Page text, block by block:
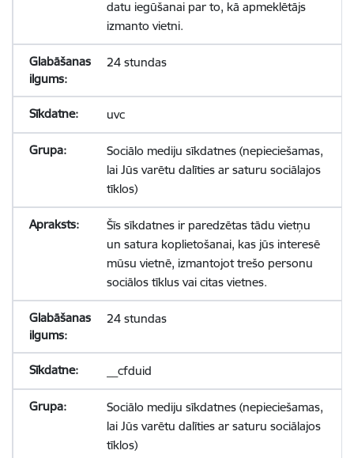
datu iegūšanai par to, kā apmeklētājs
izmanto vietni.
24 stundas
uvc
Sociālo mediju sīkdatnes (nepieciešamas,
lai Jūs varētu dalīties ar saturu sociālajos
tīklos)
Šīs sīkdatnes ir paredzētas tādu vietņu
un satura koplietošanai, kas jūs interesē
mūsu vietnē, izmantojot trešo personu
sociālos tīklus vai citas vietnes.
24 stundas
__cfduid
Sociālo mediju sīkdatnes (nepieciešamas,
lai Jūs varētu dalīties ar saturu sociālajos
tīklos)